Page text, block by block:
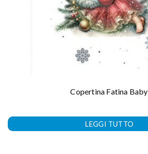
Copertina Fatina Baby
LEGGI TUTTO